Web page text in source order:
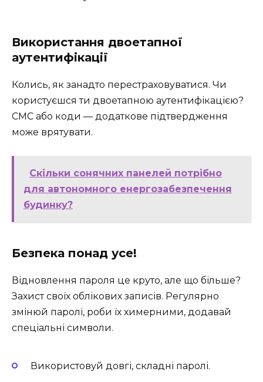
Використання двоетапної
аутентифікації
Колись, як занадто перестраховуватися. Чи
користуєшся ти двоетапною аутентифікацією?
СМС або коди — додаткове підтвердження
може врятувати.
Скільки сонячних панелей потрібно
для автономного енергозабезпечення
будинку?
Безпека понад усе!
Відновлення пароля це круто, але що більше?
Захист своїх облікових записів. Регулярно
змінюй паролі, роби їх химерними, додавай
спеціальні символи.
Використовуй довгі, складні паролі.